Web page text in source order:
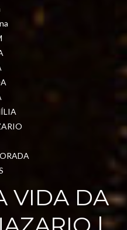
VIDA DA